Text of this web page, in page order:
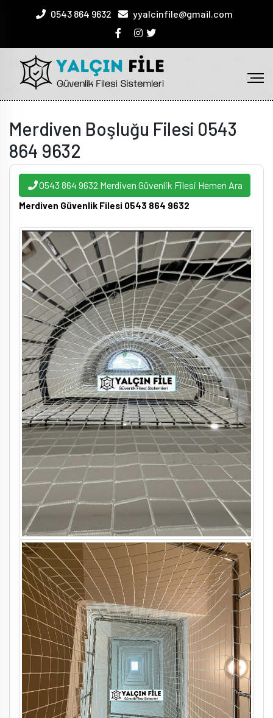
0543 864 9632 yyalcinfile@gmail.com
Merdiven Boşluğu Filesi 0543
864 9632
0543 864 9632 Merdiven Güvenlik Filesi Hemen Ara
Merdiven Güvenlik Filesi 0543 864 9632